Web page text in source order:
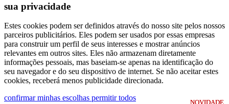
NOVIDADE
NOVIDADE
dos dados pessoais e concordo com o tratamento
dos meus dados pessoais.
Autorizo o processamento dos meus dados
pessoais para receber comunicações comerciais ou
de marketing da Ghidini Lighting Srl
Você pode cancelar a assinatura de tais
comunicações a qualquer momento. Para obter
sua privacidade
Estes cookies podem ser definidos através do nosso site pelos nossos
parceiros publicitários. Eles podem ser usados ​​por essas empresas
para construir um perfil de seus interesses e mostrar anúncios
relevantes em outros sites. Eles não armazenam diretamente
informações pessoais, mas baseiam-se apenas na identificação do
seu navegador e do seu dispositivo de internet. Se não aceitar estes
cookies, receberá menos publicidade direcionada.
confirmar minhas escolhas permitir todos